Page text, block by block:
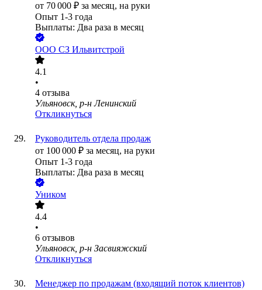
от 70 000 ₽ за месяц, на руки
Опыт 1-3 года
Выплаты: Два раза в месяц
ООО СЗ Ильвитстрой
4.1
•
4 отзыва
Ульяновск, р-н Ленинский
Откликнуться
Руководитель отдела продаж
от 100 000 ₽ за месяц, на руки
Опыт 1-3 года
Выплаты: Два раза в месяц
Уником
4.4
•
6 отзывов
Ульяновск, р-н Засвияжский
Откликнуться
Менеджер по продажам (входящий поток клиентов)